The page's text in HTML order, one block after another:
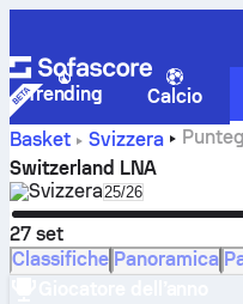
Trending Calcio
Basket
Svizzera
statistiche di Switzerland
Switzerland LNA
SvizzeraSelect season
25/26
27 set
Classifiche Panoramica